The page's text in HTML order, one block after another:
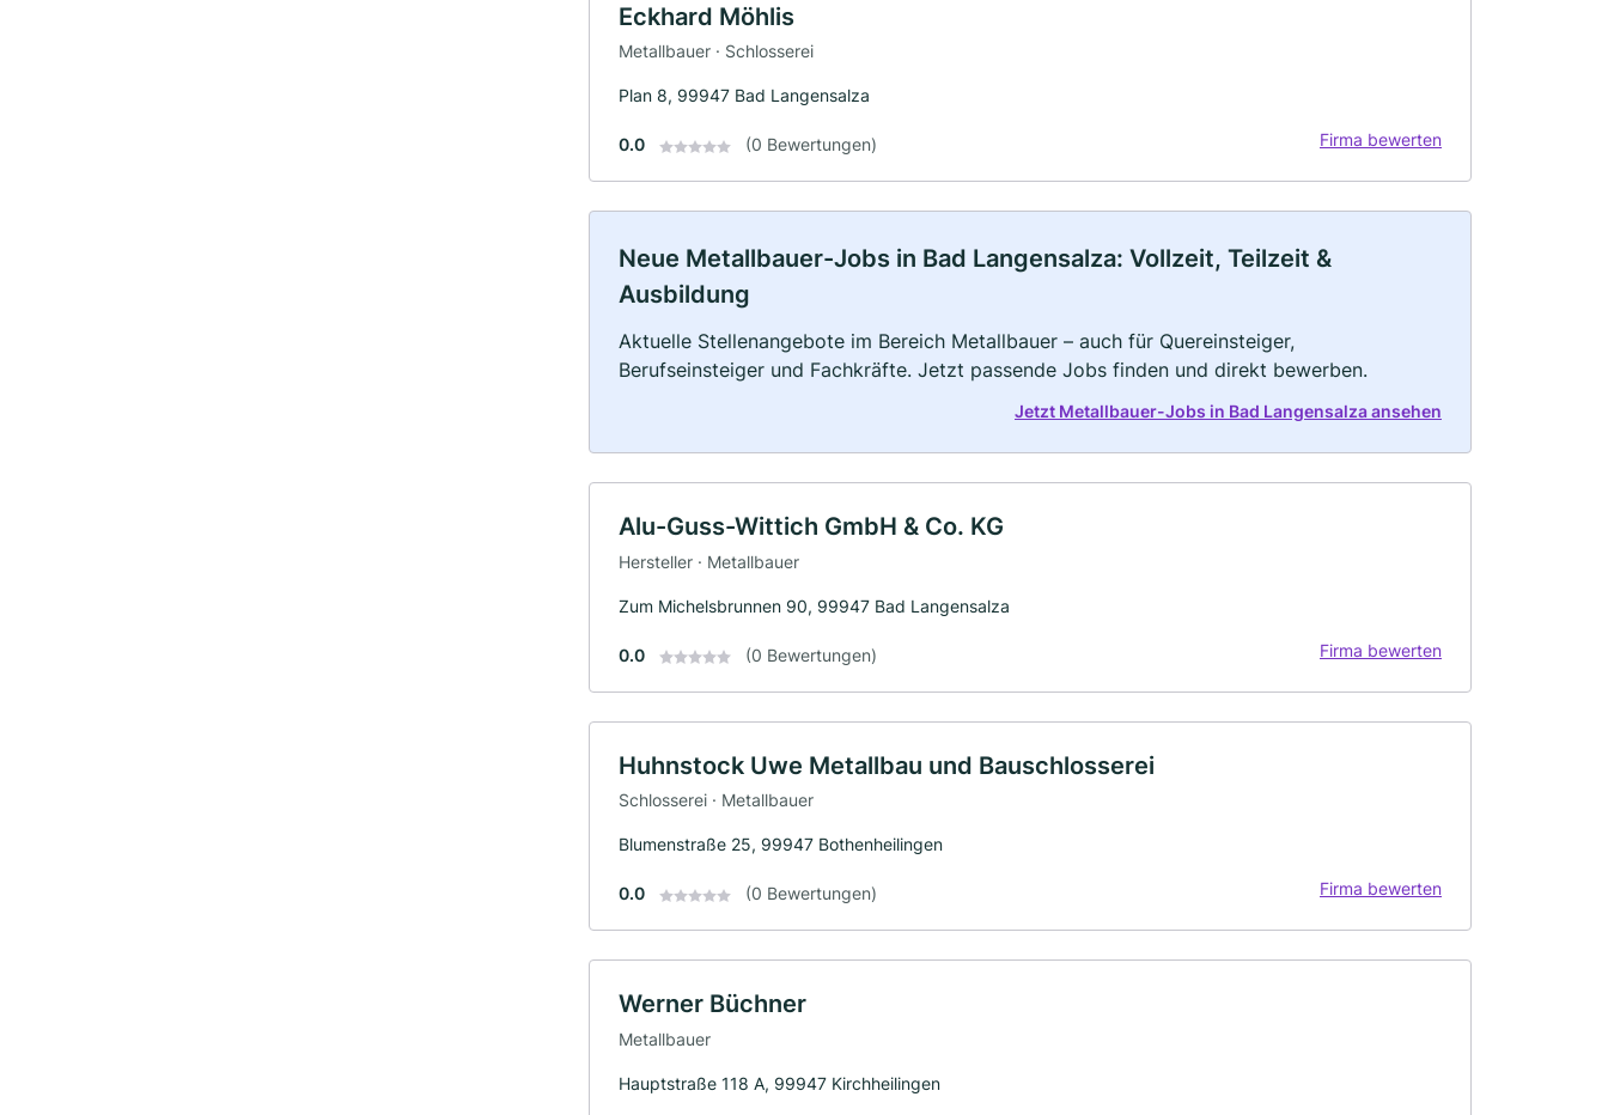
Eckhard Möhlis
Metallbauer · Schlosserei
Plan 8, 99947 Bad Langensalza
0.0 (0 Bewertungen) Firma bewerten
Neue Metallbauer-Jobs in Bad Langensalza: Vollzeit, Teilzeit &
Ausbildung
Aktuelle Stellenangebote im Bereich Metallbauer – auch für Quereinsteiger,
Berufseinsteiger und Fachkräfte. Jetzt passende Jobs finden und direkt bewerben.
Jetzt Metallbauer-Jobs in Bad Langensalza ansehen
Alu-Guss-Wittich GmbH & Co. KG
Hersteller · Metallbauer
Zum Michelsbrunnen 90, 99947 Bad Langensalza
0.0 (0 Bewertungen) Firma bewerten
Huhnstock Uwe Metallbau und Bauschlosserei
Schlosserei · Metallbauer
Blumenstraße 25, 99947 Bothenheilingen
0.0 (0 Bewertungen) Firma bewerten
Werner Büchner
Metallbauer
Hauptstraße 118 A, 99947 Kirchheilingen